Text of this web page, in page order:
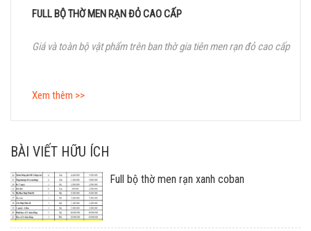
FULL BỘ THỜ MEN RẠN ĐỎ CAO CẤP
Giá và toàn bộ vật phẩm trên ban thờ gia tiên men rạn đỏ cao cấp
Xem thêm >>
BÀI VIẾT HỮU ÍCH
Full bộ thờ men rạn xanh coban